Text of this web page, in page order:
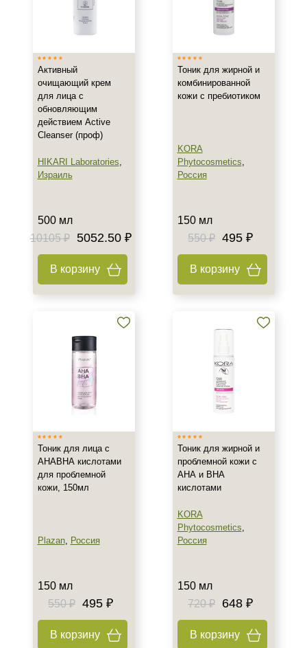
Активный
очищающий крем
для лица с
обновляющим
действием Active
Cleanser (проф)
HIKARI Laboratories,
Израиль
500 мл
10105 ₽
5052.50 ₽
В корзину
Тоник для жирной и
комбинированной
кожи с пребиотиком
KORA
Phytocosmetics,
Россия
150 мл
550 ₽ 495 ₽
В корзину
Тоник для лица с
АНАВНА кислотами
для проблемной
кожи, 150мл
Plazan, Россия
150 мл
550 ₽ 495 ₽
В корзину
Тоник для жирной и
проблемной кожи с
АНА и ВНА
кислотами
KORA
Phytocosmetics,
Россия
150 мл
720 ₽
648 ₽
В корзину